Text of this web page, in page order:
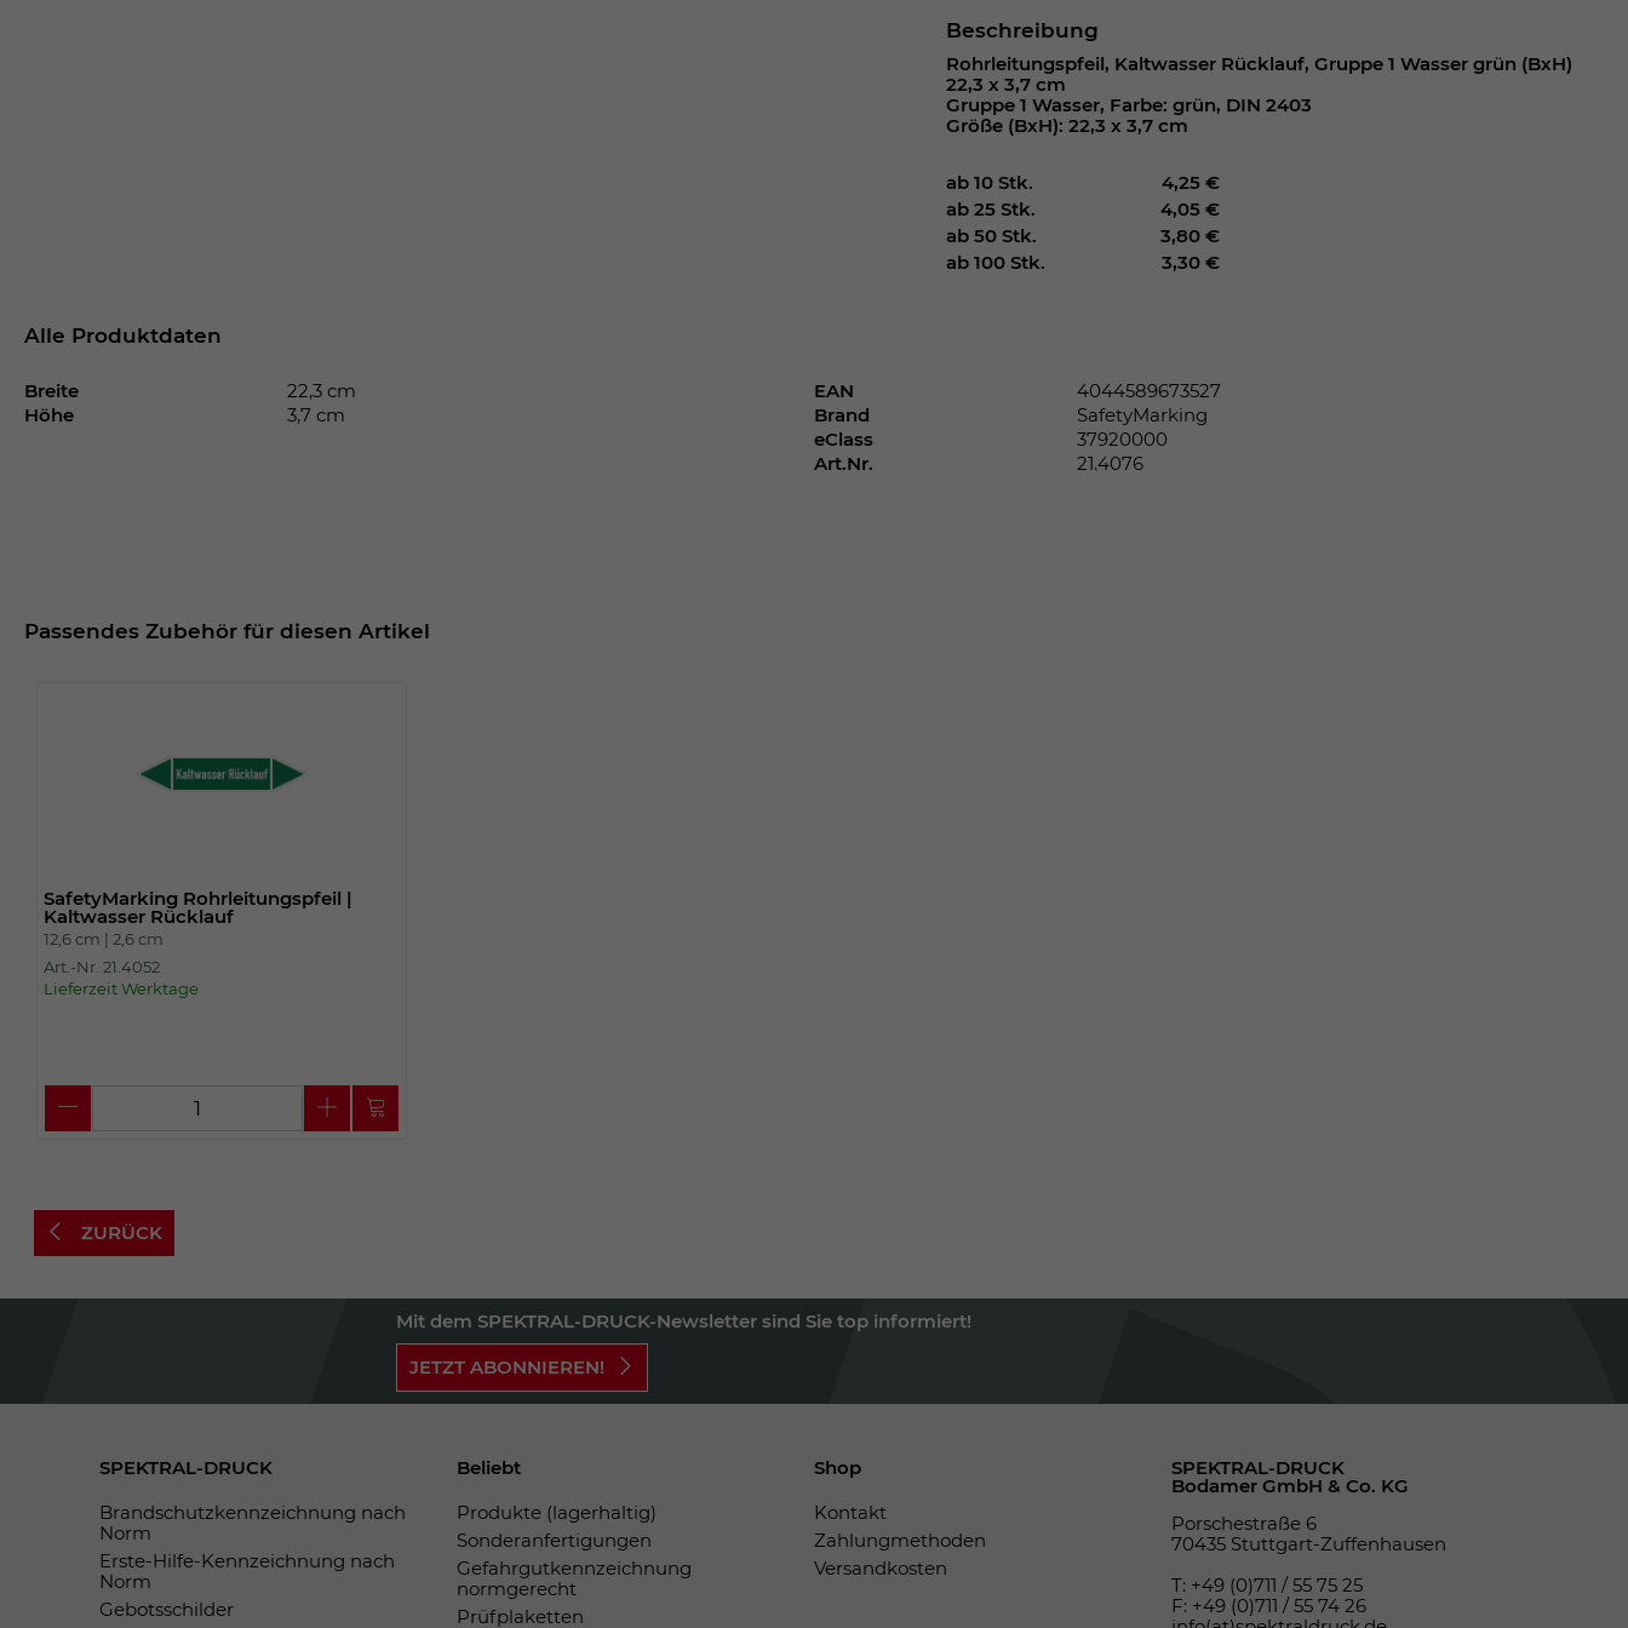
Beschreibung
Rohrleitungspfeil, Kaltwasser Rücklauf, Gruppe 1 Wasser grün (BxH)
22,3 x 3,7 cm
Gruppe 1 Wasser, Farbe: grün, DIN 2403
Größe (BxH): 22,3 x 3,7 cm
ab 10 Stk.
4,25 €
ab 25 Stk.
4,05 €
ab 50 Stk.
3,80 €
ab 100 Stk.
3,30 €
Alle Produktdaten
Breite
22,3 cm
Höhe
3,7 cm
EAN
4044589673527
Brand
SafetyMarking
eClass
37920000
Art.Nr.
21.4076
Passendes Zubehör für diesen Artikel
SafetyMarking Rohrleitungspfeil |
Kaltwasser Rücklauf
12,6 cm |2,6 cm
Art.-Nr. 21.4052
Lieferzeit Werktage
ZURÜCK
Mit dem SPEKTRAL-DRUCK-Newsletter sind Sie top informiert!
JETZT ABONNIEREN!
SPEKTRAL-DRUCK
Brandschutzkennzeichnung nach
Norm
Erste-Hilfe-Kennzeichnung nach
Norm
Gebotsschilder
Beliebt
Produkte (lagerhaltig)
Sonderanfertigungen
Gefahrgutkennzeichnung
normgerecht
Prüfplaketten
Shop
Kontakt
Zahlungmethoden
Versandkosten
SPEKTRAL-DRUCK
Bodamer GmbH & Co. KG
Porschestraße 6
70435 Stuttgart-Zuffenhausen
T: +49 (0)711 / 55 75 25
F: +49 (0)711 / 55 74 26
Dieses Cookie wird verwendet, um Ihre
Cookie-Einstellungen für diese Website zu